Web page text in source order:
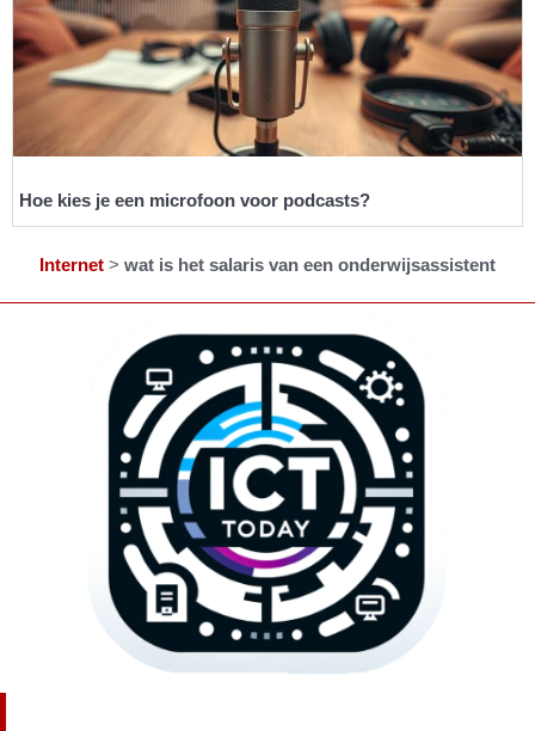
Hoe kies je een microfoon voor podcasts?
Internet > wat is het salaris van een onderwijsassistent